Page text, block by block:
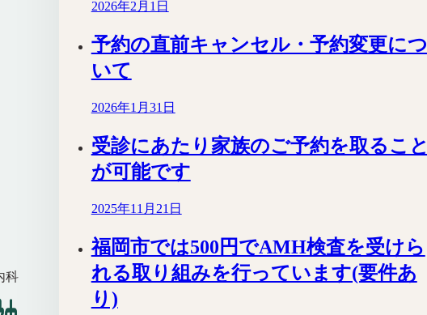
科
2026年2月1日
予約の直前キャンセル・予約変更につ
いて
2026年1月31日
受診にあたり家族のご予約を取ること
が可能です
2025年11月21日
福岡市では500円でAMH検査を受けら
れる取り組みを行っています(要件あ
り)